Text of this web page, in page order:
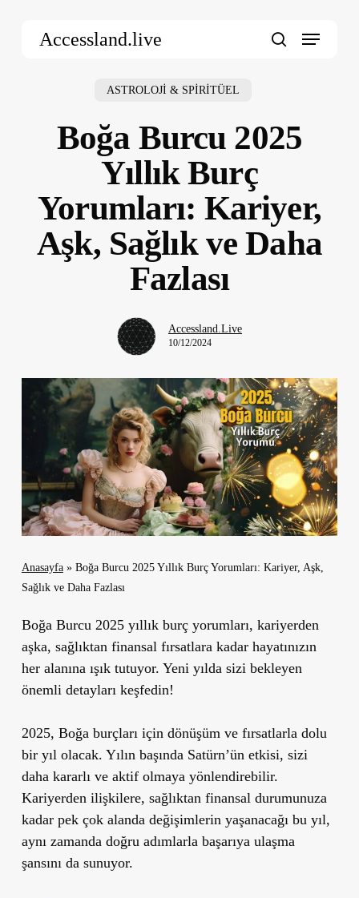
Accessland.live Menu
ASTROLOJİ & SPİRİTÜEL
Boğa Burcu 2025
Yıllık Burç
Yorumları: Kariyer,
Aşk, Sağlık ve Daha
Fazlası
Accessland.Live
10/12/2024
Anasayfa» Boğa Burcu 2025 Yıllık Burç Yorumları: Kariyer, Aşk,
Sağlık ve Daha Fazlası
Boğa Burcu 2025 yıllık burç yorumları, kariyerden
aşka, sağlıktan finansal fırsatlara kadar hayatınızın
her alanına ışık tutuyor. Yeni yılda sizi bekleyen
önemli detayları keşfedin!
2025, Boğa burçları için dönüşüm ve fırsatlarla dolu
bir yıl olacak. Yılın başında Satürn’ün etkisi, sizi
daha kararlı ve aktif olmaya yönlendirebilir.
Kariyerden ilişkilere, sağlıktan finansal durumunuza
kadar pek çok alanda değişimlerin yaşanacağı bu yıl,
aynı zamanda doğru adımlarla başarıya ulaşma
şansını da sunuyor.